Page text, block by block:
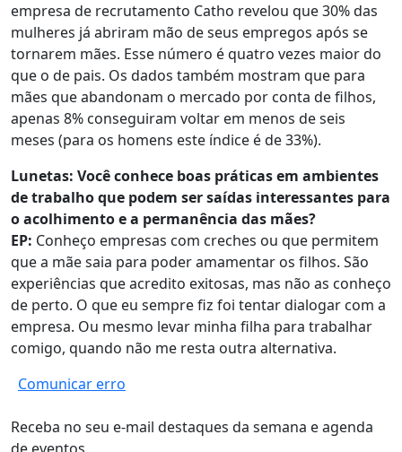
empresa de recrutamento Catho revelou que 30% das
mulheres já abriram mão de seus empregos após se
tornarem mães. Esse número é quatro vezes maior do
que o de pais. Os dados também mostram que para
mães que abandonam o mercado por conta de filhos,
apenas 8% conseguiram voltar em menos de seis
meses (para os homens este índice é de 33%).
Lunetas: Você conhece boas práticas em ambientes
de trabalho que podem ser saídas interessantes para
o acolhimento e a permanência das mães?
EP: Conheço empresas com creches ou que permitem
que a mãe saia para poder amamentar os filhos. São
experiências que acredito exitosas, mas não as conheço
de perto. O que eu sempre fiz foi tentar dialogar com a
empresa. Ou mesmo levar minha filha para trabalhar
comigo, quando não me resta outra alternativa.
Comunicar erro
Receba no seu e-mail destaques da semana e agenda